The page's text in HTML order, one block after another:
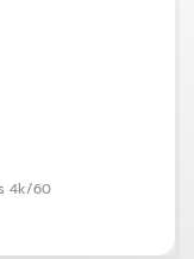
4k/60